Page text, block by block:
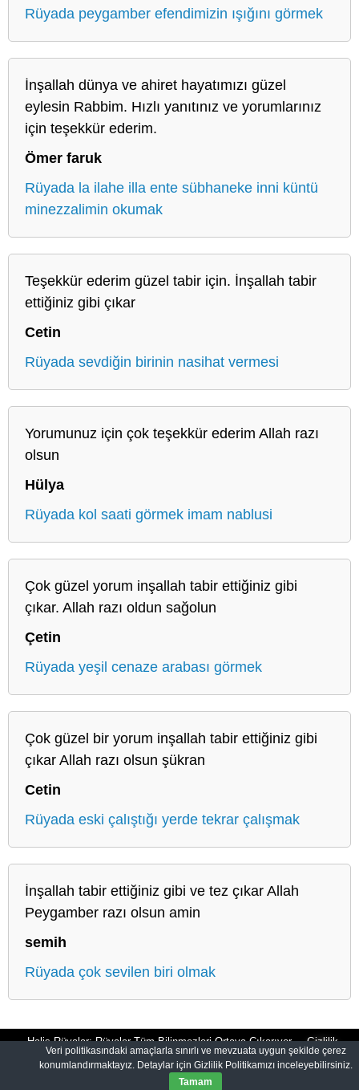
Rüyada peygamber efendimizin ışığını görmek
İnşallah dünya ve ahiret hayatımızı güzel
eylesin Rabbim. Hızlı yanıtınız ve yorumlarınız
için teşekkür ederim.
Ömer faruk
Rüyada la ilahe illa ente sübhaneke inni küntü
minezzalimin okumak
Teşekkür ederim güzel tabir için. İnşallah tabir
ettiğiniz gibi çıkar
Cetin
Rüyada sevdiğin birinin nasihat vermesi
Yorumunuz için çok teşekkür ederim Allah razı
olsun
Hülya
Rüyada kol saati görmek imam nablusi
Çok güzel yorum inşallah tabir ettiğiniz gibi
çıkar. Allah razı oldun sağolun
Çetin
Rüyada yeşil cenaze arabası görmek
Çok güzel bir yorum inşallah tabir ettiğiniz gibi
çıkar Allah razı olsun şükran
Cetin
Rüyada eski çalıştığı yerde tekrar çalışmak
İnşallah tabir ettiğiniz gibi ve tez çıkar Allah
Peygamber razı olsun amin
semih
Rüyada çok sevilen biri olmak
Halis Rüyalar: Rüyalar Tüm Bilinmezleri Ortaya Çıkarıyor Gizlilik
Politikası
HalisRuyalar.com|Tüm Hakları Saklıdır.
Veri politikasındaki amaçlarla sınırlı ve mevzuata uygun şekilde çerez
konumlandırmaktayız. Detaylar için Gizlilik Politikamızı inceleyebilirsiniz.
Tamam